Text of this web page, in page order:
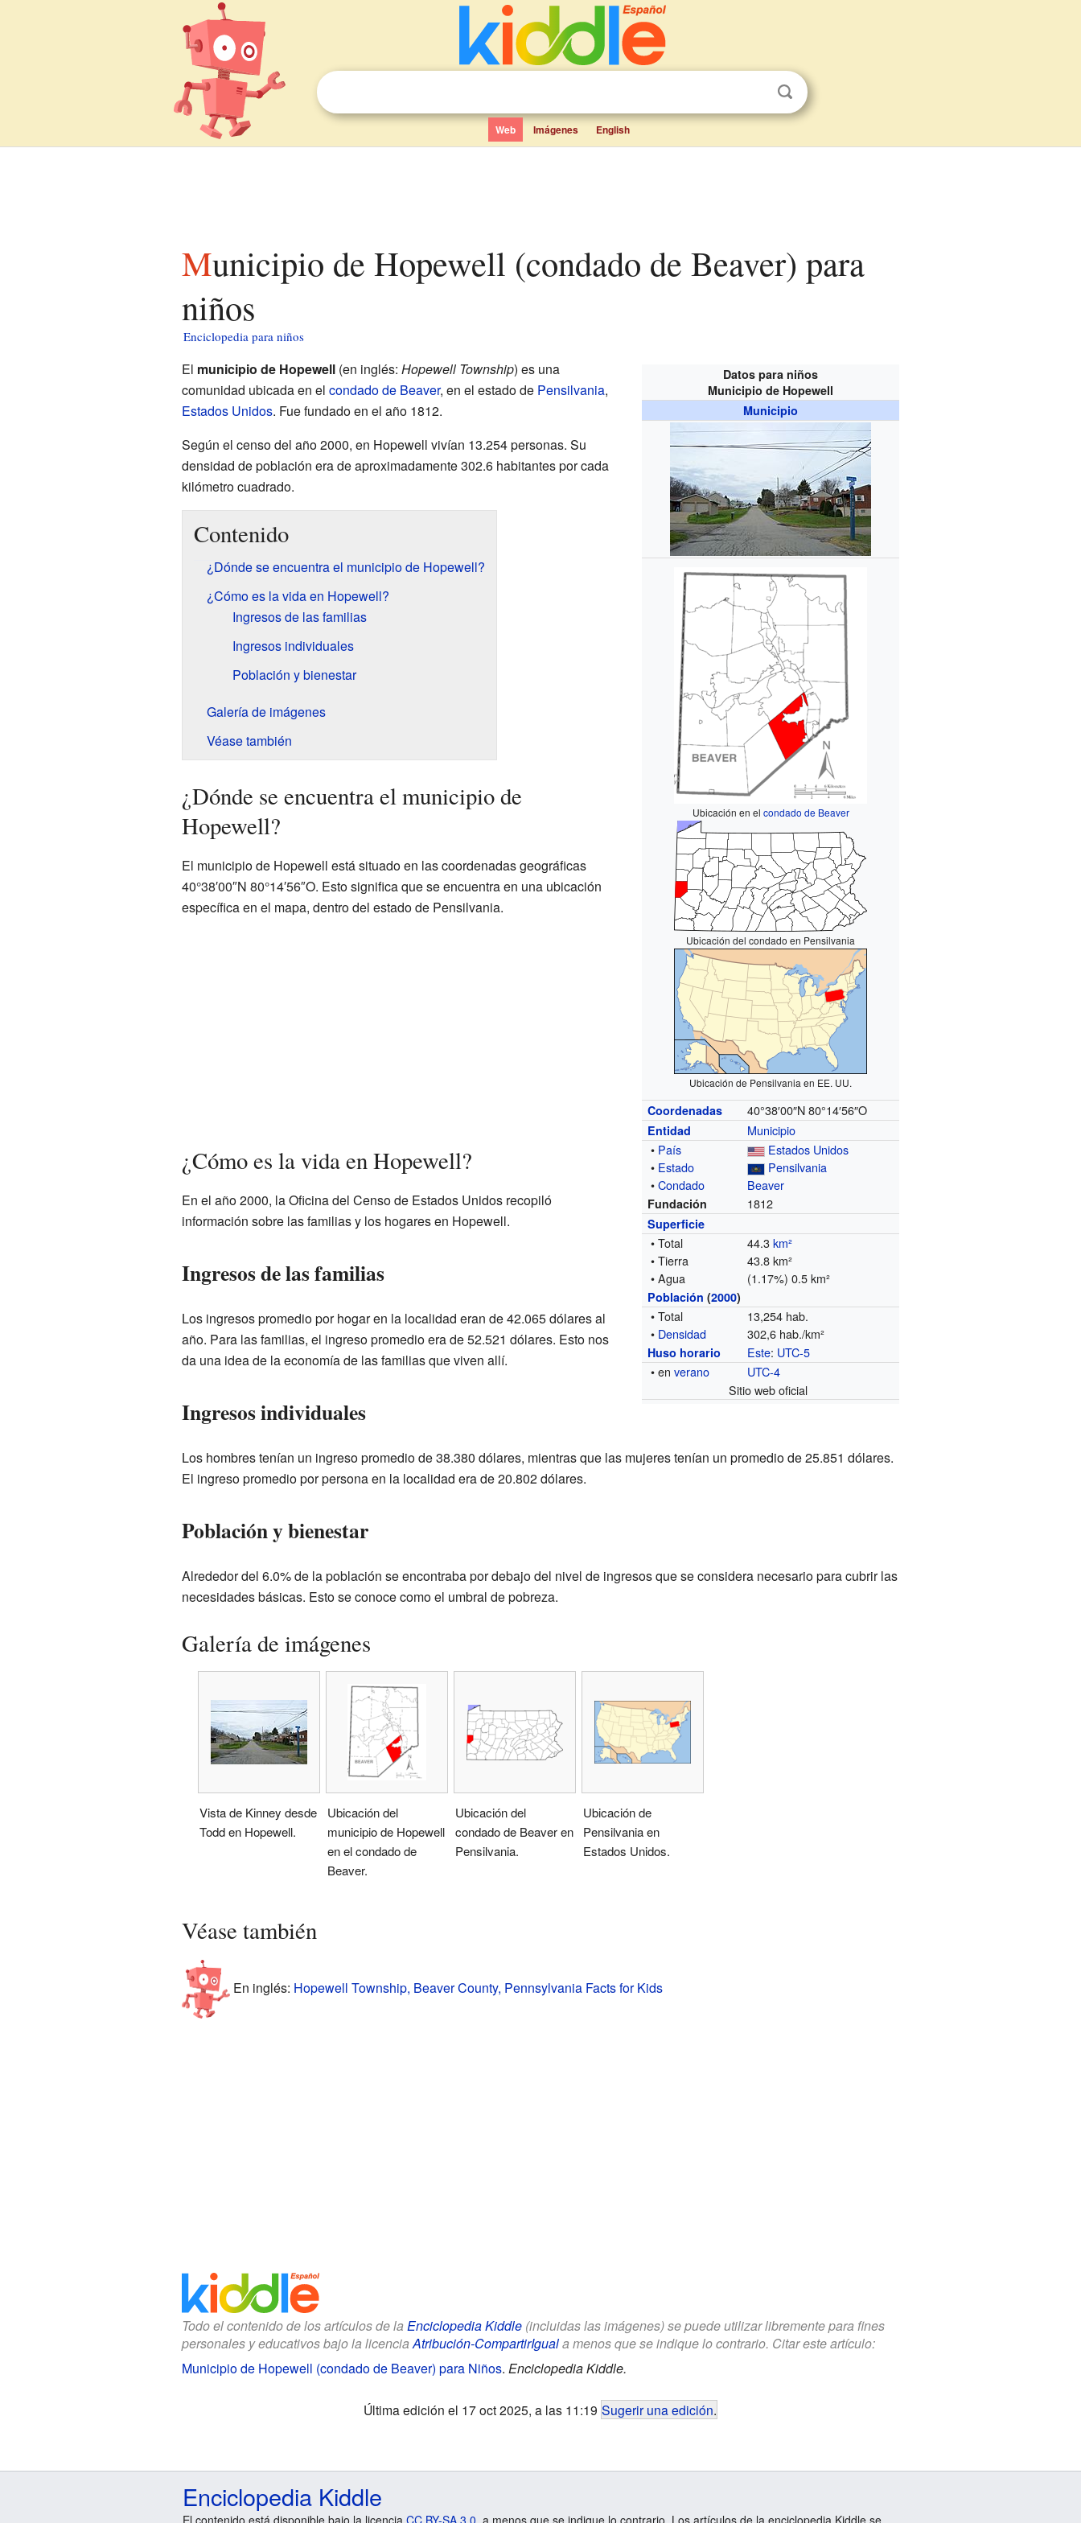
Web Imágenes English
Municipio de Hopewell (condado de Beaver) para
niños
Enciclopedia para niños
Datos para niños
Municipio de Hopewell
Municipio
Ubicación en el condado de Beaver
Ubicación del condado en Pensilvania
Ubicación de Pensilvania en EE. UU.
Coordenadas 40°38′00″N 80°14′56″O
Entidad
Municipio
• País
Estados Unidos
• Estado
Pensilvania
•Condado Beaver
Fundación 1812
Superficie
• Total 44.3km²
• Tierra
43.8 km²
• Agua
(1.17%) 0.5 km²
Población (2000)
• Total
13,254 hab.
• Densidad 302,6 hab./km²
Huso horario Este: UTC-5
• enverano
UTC-4
Sitio web oficial
El municipio de Hopewell(en inglés: Hopewell Township) es una
comunidad ubicada en el condado de Beaver, en el estado de Pensilvania,
Estados Unidos. Fue fundado en el año 1812.
Según el censo del año 2000, en Hopewell vivían 13.254 personas. Su
densidad de población era de aproximadamente 302.6 habitantes por cada
kilómetro cuadrado.
Contenido
¿Dónde se encuentra el municipio de Hopewell?
¿Cómo es la vida en Hopewell?
Ingresos de las familias
Ingresos individuales
Población y bienestar
Galería de imágenes
Véase también
¿Dónde se encuentra el municipio de
Hopewell?
El municipio de Hopewell está situado en las coordenadas geográficas
40°38′00″N 80°14′56″O. Esto significa que se encuentra en una ubicación
específica en el mapa, dentro del estado de Pensilvania.
¿Cómo es la vida en Hopewell?
En el año 2000, la Oficina del Censo de Estados Unidos recopiló
información sobre las familias y los hogares en Hopewell.
Ingresos de las familias
Los ingresos promedio por hogar en la localidad eran de 42.065 dólares al
año. Para las familias, el ingreso promedio era de 52.521 dólares. Esto nos
da una idea de la economía de las familias que viven allí.
Ingresos individuales
Los hombres tenían un ingreso promedio de 38.380 dólares, mientras que las mujeres tenían un promedio de 25.851 dólares.
El ingreso promedio por persona en la localidad era de 20.802 dólares.
Población y bienestar
Alrededor del 6.0% de la población se encontraba por debajo del nivel de ingresos que se considera necesario para cubrir las
necesidades básicas. Esto se conoce como el umbral de pobreza.
Galería de imágenes
Vista de Kinney desde
Todd en Hopewell.
Ubicación del
municipio de Hopewell
en el condado de
Beaver.
Ubicación del
condado de Beaver en
Pensilvania.
Ubicación de
Pensilvania en
Estados Unidos.
Véase también
En inglés: Hopewell Township, Beaver County, Pennsylvania Facts for Kids
Todo el contenido de los artículos de la Enciclopedia Kiddle(incluidas las imágenes) se puede utilizar libremente para fines
personales y educativos bajo la licencia Atribución-CompartirIguala menos que se indique lo contrario. Citar este artículo:
Municipio de Hopewell (condado de Beaver) para Niños. Enciclopedia Kiddle.
Última edición el 17 oct 2025, a las 11:19 Sugerir una edición.
Enciclopedia Kiddle
El contenido está disponible bajo la licencia CC BY-SA 3.0 , a menos que se indique lo contrario. Los artículos de la enciclopedia Kiddle se